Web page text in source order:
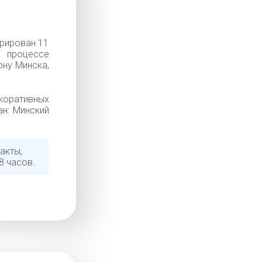
11
Минска,
Минский
часов.